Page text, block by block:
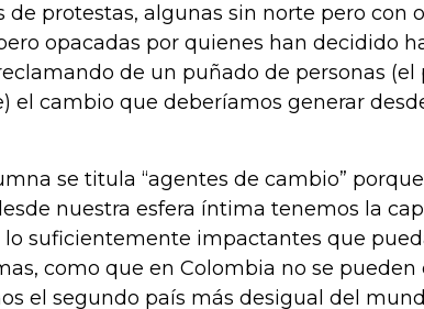
de protestas, algunas sin norte pero con
opacadas por quienes han decidido
de un puñado de personas (el
el cambio que deberíamos generar
se titula “agentes de cambio”
nuestra esfera íntima tenemos la
lo suficientemente impactantes que
como que en Colombia no se pueden
el segundo país más desigual del